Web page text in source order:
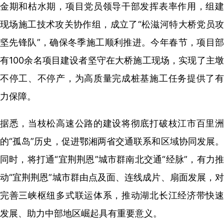
金期和枯水期，项目党员领导干部发挥表率作用，组建
现场施工技术攻关协作组，成立了“松滋河特大桥党员攻
坚先锋队”，确保冬季施工顺利推进。今年春节，项目部
有100余名项目建设者坚守在大桥施工现场，实现了主墩
不停工、不停产，为高质量完成桩基施工任务提供了有
力保障。
据悉，当枝松高速公路的建设将彻底打破枝江市百里洲
的“孤岛”历史，促进鄂湘两省交通联系和区域协同发展。
同时，将打通“宜荆荆恩”城市群南北交通“经脉”，有力推
动“宜荆荆恩”城市群由点及面、连线成片、扇面发展，对
完善三峡枢纽多式联运体系，推动湖北长江经济带快速
发展、助力中部地区崛起具有重要意义。